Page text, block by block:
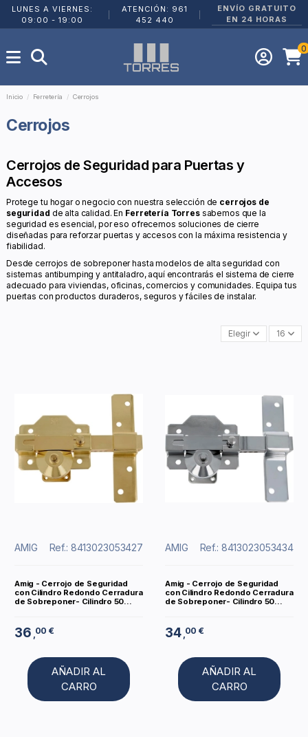
LUNES A VIERNES:
09:00 - 19:00
ATENCIÓN: 961
452 440
ENVÍO GRATUITO
EN 24 HORAS
0
Inicio Ferretería Cerrojos
Cerrojos
Cerrojos de Seguridad para Puertas y
Accesos
Protege tu hogar o negocio con nuestra selección de cerrojos de
seguridad de alta calidad. En Ferretería Torressabemos que la
seguridad es esencial, por eso ofrecemos soluciones de cierre
diseñadas para reforzar puertas y accesos con la máxima resistencia y
fiabilidad.
Desde cerrojos de sobreponer hasta modelos de alta seguridad con
sistemas antibumping y antitaladro, aquí encontrarás el sistema de cierre
adecuado para viviendas, oficinas, comercios y comunidades. Equipa tus
puertas con productos duraderos, seguros y fáciles de instalar.
Elegir 16
AMIG Ref.: 8413023053427
Amig - Cerrojo de Seguridad
con Cilindro Redondo Cerradura
de Sobreponer- Cilindro 50...
36 00 €
AÑADIR AL
CARRO
AMIG Ref.: 8413023053434
Amig - Cerrojo de Seguridad
con Cilindro Redondo Cerradura
de Sobreponer- Cilindro 50...
34 00 €
AÑADIR AL
CARRO